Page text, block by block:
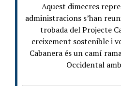
Aquest dimecres
administracions s’han
trobada del Projecte
creixement sostenible i
Cabanera és un camí
Occidental